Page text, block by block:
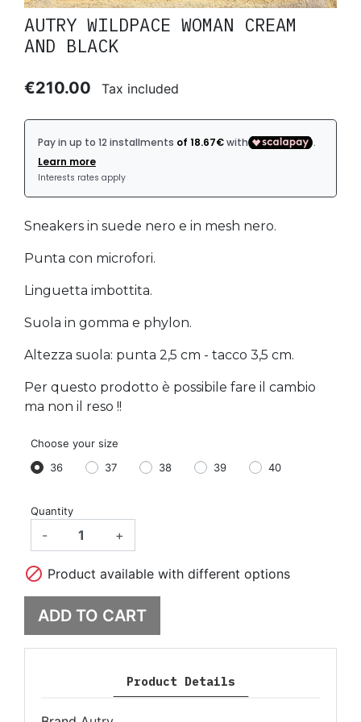
AUTRY WILDPACE WOMAN CREAM
AND BLACK
€210.00 Tax included
Sneakers in suede nero e in mesh nero.
Punta con microfori.
Linguetta imbottita.
Suola in gomma e phylon.
Altezza suola: punta 2,5 cm - tacco 3,5 cm.
Per questo prodotto è possibile fare il cambio
ma non il reso !!
Choose your size
36
37 38 39 40
Quantity
- +
 Product available with different options
ADD TO CART
Product Details